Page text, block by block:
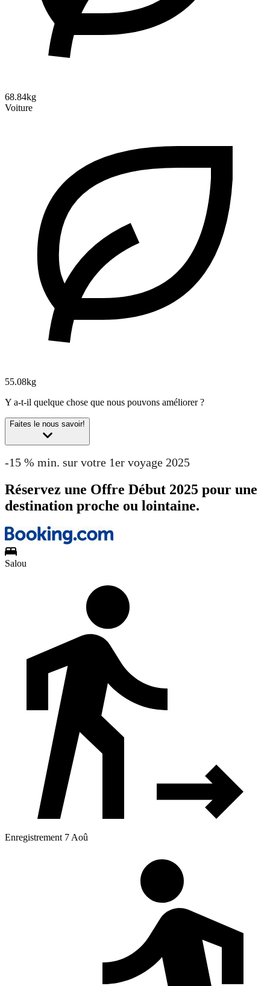
68.84kg
Voiture
55.08kg
Y a-t-il quelque chose que nous pouvons améliorer ?
Faites le nous savoir!
-15 % min. sur votre 1er voyage 2025
Réservez une Offre Début 2025 pour une
destination proche ou lointaine.
Salou
Enregistrement 7 Aoû